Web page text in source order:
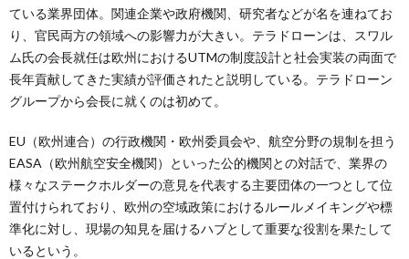
ている業界団体。関連企業や政府機関、研究者などが名を連ねてお
り、官民両方の領域への影響力が大きい。テラドローンは、スワル
ム氏の会長就任は欧州におけるUTMの制度設計と社会実装の両面で
長年貢献してきた実績が評価されたと説明している。テラドローン
グループから会長に就くのは初めて。
EU（欧州連合）の行政機関・欧州委員会や、航空分野の規制を担う
EASA（欧州航空安全機関）といった公的機関との対話で、業界の
様々なステークホルダーの意見を代表する主要団体の一つとして位
置付けられており、欧州の空域政策におけるルールメイキングや標
準化に対し、現場の知見を届けるハブとして重要な役割を果たして
いるという。